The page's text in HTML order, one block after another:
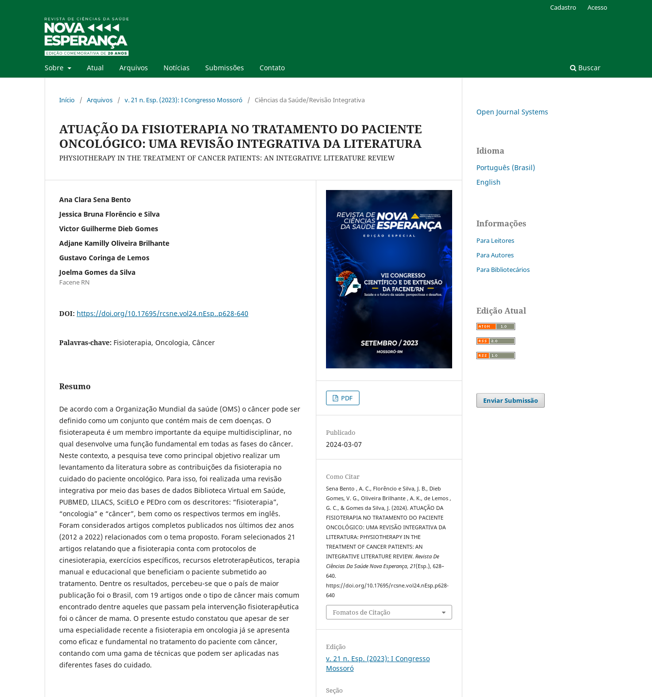
Sobre Atual Arquivos Notícias Submissões Contato Buscar
Cadastro Acesso
Início / Arquivos / v. 21 n. Esp. (2023): I Congresso Mossoró / Ciências da Saúde/Revisão Integrativa
ATUAÇÃO DA FISIOTERAPIA NO TRATAMENTO DO PACIENTE
ONCOLÓGICO: UMA REVISÃO INTEGRATIVA DA LITERATURA
PHYSIOTHERAPY IN THE TREATMENT OF CANCER PATIENTS: AN INTEGRATIVE LITERATURE REVIEW
Ana Clara Sena Bento
Jessica Bruna Florêncio e Silva
Victor Guilherme Dieb Gomes
Adjane Kamilly Oliveira Brilhante
Gustavo Coringa de Lemos
Joelma Gomes da Silva
Facene RN
DOI: https://doi.org/10.17695/rcsne.vol24.nEsp..p628-640
Palavras-chave: Fisioterapia, Oncologia, Câncer
Resumo
De acordo com a Organização Mundial da saúde (OMS) o câncer pode ser
definido como um conjunto que contém mais de cem doenças. O
fisioterapeuta é um membro importante da equipe multidisciplinar, no
qual desenvolve uma função fundamental em todas as fases do câncer.
Neste contexto, a pesquisa teve como principal objetivo realizar um
levantamento da literatura sobre as contribuições da fisioterapia no
cuidado do paciente oncológico. Para isso, foi realizada uma revisão
integrativa por meio das bases de dados Biblioteca Virtual em Saúde,
PUBMED, LILACS, SciELO e PEDro com os descritores: “fisioterapia”,
“oncologia” e “câncer”, bem como os respectivos termos em inglês.
Foram considerados artigos completos publicados nos últimos dez anos
(2012 a 2022) relacionados com o tema proposto. Foram selecionados 21
artigos relatando que a fisioterapia conta com protocolos de
cinesioterapia, exercícios específicos, recursos eletroterapêuticos, terapia
manual e educacional que beneficiam o paciente submetido ao
tratamento. Dentre os resultados, percebeu-se que o país de maior
publicação foi o Brasil, com 19 artigos onde o tipo de câncer mais comum
encontrado dentre aqueles que passam pela intervenção fisioterapêutica
foi o câncer de mama. O presente estudo constatou que apesar de ser
uma especialidade recente a fisioterapia em oncologia já se apresenta
como eficaz e fundamental no tratamento do paciente com câncer,
contando com uma gama de técnicas que podem ser aplicadas nas
diferentes fases do cuidado.
PDF
Publicado
2024-03-07
Como Citar
Sena Bento , A. C., Florêncio e Silva, J. B., Dieb
Gomes, V. G., Oliveira Brilhante , A. K., de Lemos ,
G. C., & Gomes da Silva, J. (2024). ATUAÇÃO DA
FISIOTERAPIA NO TRATAMENTO DO PACIENTE
ONCOLÓGICO: UMA REVISÃO INTEGRATIVA DA
LITERATURA: PHYSIOTHERAPY IN THE
TREATMENT OF CANCER PATIENTS: AN
INTEGRATIVE LITERATURE REVIEW.Revista De
Ciências Da Saúde Nova Esperança,21(Esp.), 628–
640.
https://doi.org/10.17695/rcsne.vol24.nEsp.p628-
640
Fomatos de Citação
Edição
v. 21 n. Esp. (2023): I Congresso
Mossoró
Seção
Open Journal Systems
Idioma
Português (Brasil)
English
Informações
Para Leitores
Para Autores
Para Bibliotecários
Edição Atual
Enviar Submissão